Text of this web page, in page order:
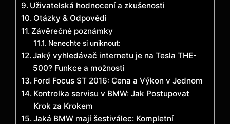
Uživatelská hodnocení a zkušenosti
Otázky & Odpovědi
Závěrečné poznámky
Nenechte si uniknout:
Jaký vyhledávač internetu je na Tesla THE-
500? Funkce a možnosti
Ford Focus ST 2016: Cena a Výkon v Jednom
Kontrolka servisu v BMW: Jak Postupovat
Krok za Krokem
Jaká BMW mají šestiválec: Kompletní